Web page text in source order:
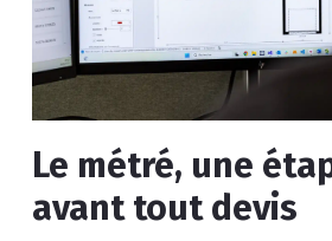
Le métré, une
avant tout devis